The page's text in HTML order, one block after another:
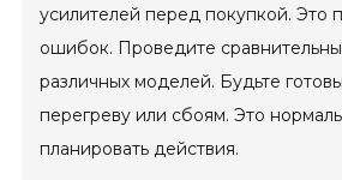
усилителей перед покупкой. Это
ошибок. Проведите
различных моделей. Будьте
перегреву или сбоям. Это
планировать действия.